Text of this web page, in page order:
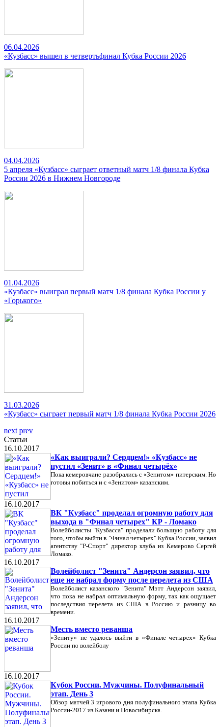
06.04.2026
«Кузбасс» вышел в четвертьфинал Кубка России 2026
04.04.2026
5 апреля «Кузбасс» сыграет ответный матч 1/8 финала Кубка
России 2026 в Нижнем Новгороде
01.04.2026
«Кузбасс» выиграл первый матч 1/8 финала Кубка России у
«Горького»
31.03.2026
«Кузбасс» сыграет первый матч 1/8 финала Кубка России 2026
next prev
Статьи
16.10.2017
«Как выиграли? Сердцем!» «Кузбасс» не
пустил «Зенит» в «Финал четырёх»
Пока кемеровчане разобрались с «Зенитом» питерским. Но
готовы побиться и с «Зенитом» казанским.
16.10.2017
ВК "Кузбасс" проделал огромную работу для
выхода в "Финал четырех" КР - Ломако
Волейболисты "Кузбасса" проделали большую работу для
того, чтобы выйти в "Финал четырех" Кубка России, заявил
агентству "Р-Спорт" директор клуба из Кемерово Сергей
Ломако.
16.10.2017
Волейболист "Зенита" Андерсон заявил, что
еще не набрал форму после перелета из США
Волейболист казанского "Зенита" Мэтт Андерсон заявил,
что пока не набрал оптимальную форму, так как ощущает
последствия перелета из США в Россию и разницу во
времени.
16.10.2017
Месть вместо реванша
«Зениту» не удалось выйти в «Финале четырех» Кубка
России по волейболу
16.10.2017
Кубок России. Мужчины. Полуфинальный
этап. День 3
Обзор матчей 3 игрового дня полуфинального этапа Кубка
России-2017 из Казани и Новосибирска.